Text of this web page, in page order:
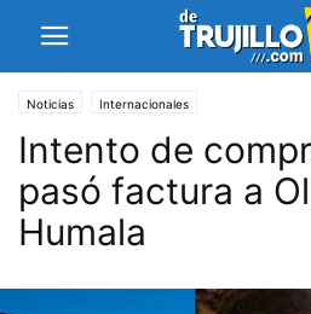
Noticias Internacionales
Intento de
pasó factura a
Humala